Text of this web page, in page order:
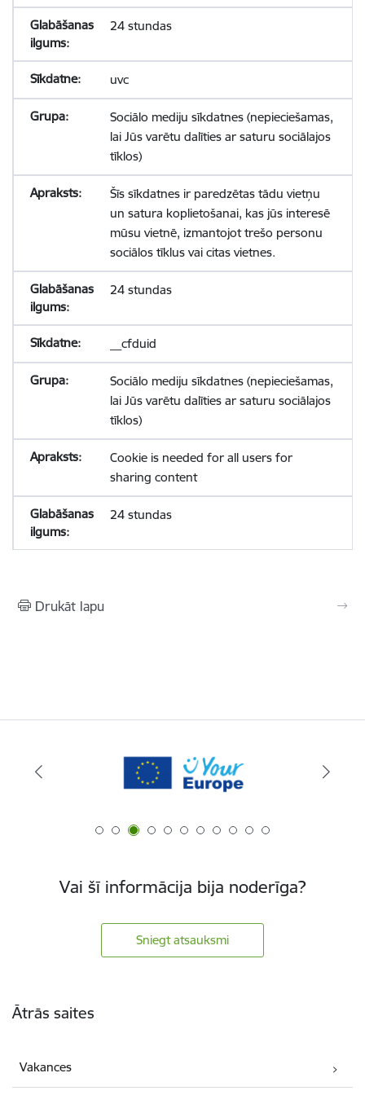
24 stundas
uvc
Sociālo mediju sīkdatnes (nepieciešamas,
lai Jūs varētu dalīties ar saturu sociālajos
tīklos)
Šīs sīkdatnes ir paredzētas tādu vietņu
un satura koplietošanai, kas jūs interesē
mūsu vietnē, izmantojot trešo personu
sociālos tīklus vai citas vietnes.
24 stundas
__cfduid
Sociālo mediju sīkdatnes (nepieciešamas,
lai Jūs varētu dalīties ar saturu sociālajos
tīklos)
Cookie is needed for all users for
sharing content
24 stundas
Drukāt lapu
Vai šī informācija bija noderīga?
Sniegt atsauksmi
Ātrās saites
Vakances